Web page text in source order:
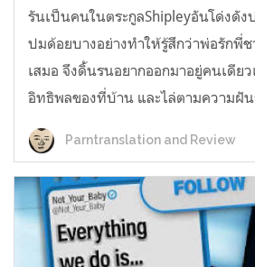
รันเป็นคนในตระกูลShipleyอันโด่งดัง
ปมด้อยบางอย่างทำให้รู้สึกว่าพ่อรักพี่ช
เสมอ จึงดิ้นรนอยากออกมาอยู่คนเดีย
อิทธิพลของที่บ้าน และไล่ตามความฝั
Parntranslation and Review